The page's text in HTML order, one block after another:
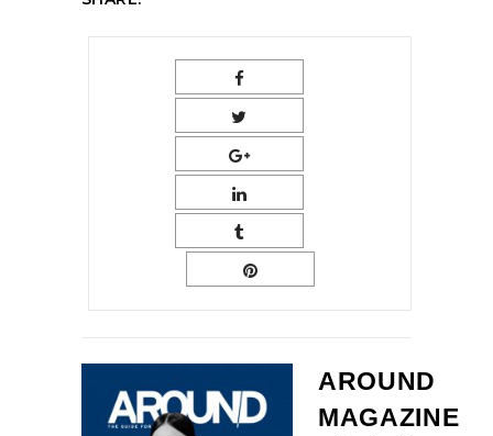
AROUND
MAGAZINE